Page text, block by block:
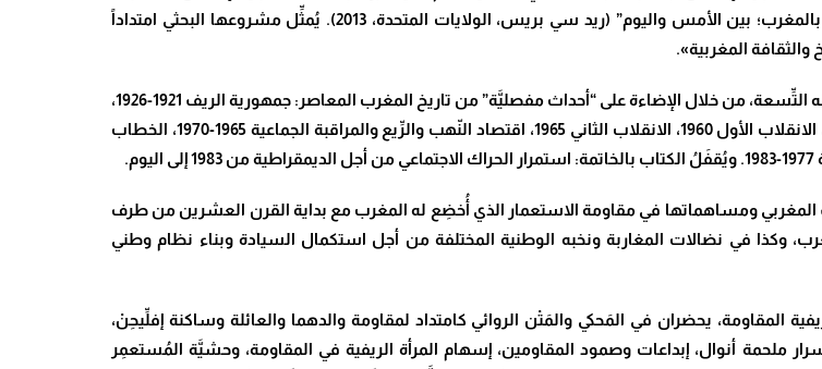
الخطاب والواقع” (منشورات طارق، الدار البيضاء، 2015)، و”نساء سياسيات بالمغرب؛ بين الأمس واليوم” (ريد سي بريس، الولايات المتحدة، 2013). يُمثِّل مشروعها البحثي امتداداً
المغربية».
وهكذا، تتدفَّقُ مُحتويات الكتاب البَحثيَّة ومضامين متنه الحِكائي الأدبي في فصوله التِّسعة، من خلال الإضاءة على “أحداث مفصليَّة” من تاريخ المغرب المعاصر: جمهورية الريف 1921-1926،
العصيان المدني 1926-1953، الكفاح المسلح 1953-1956، نزع السلاح 1956-1960، الانقلاب الأول 1960، الانقلاب الثاني 1965، اقتصاد النّهب والرِّيع والمراقبة الجماعية 1965-1970، الخطاب
.
المغربي ومساهماتها في مقاومة الاستعمار الذي أُخضِع له المغرب مع بداية القرن العشرين من طرف
وكذا في نضالات المغاربة ونخبه الوطنية المختلفة من أجل استكمال السيادة وبناء نظام وطني
المقاومة، يحضران في المَحكي والمَتْن الروائي كامتداد لمقاومة والدهما والعائلة وساكنة إفلِّيحِنْ،
ملحمة أنوال، إبداعات وصمود المقاومين، إسهام المرأة الريفية في المقاومة، وحشيَّة المُستعمِر